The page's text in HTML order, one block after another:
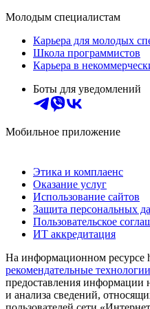
Молодым специалистам
Карьера для молодых
Школа программистов
Карьера в
Боты для уведомлений
Мобильное приложение
Этика и комплаенс
Оказание услуг
Использование сайтов
Защита персональных
Пользовательское
ИТ аккредитация
На информационном ресурсе
рекомендательные технологии
предоставления информации
и анализа сведений,